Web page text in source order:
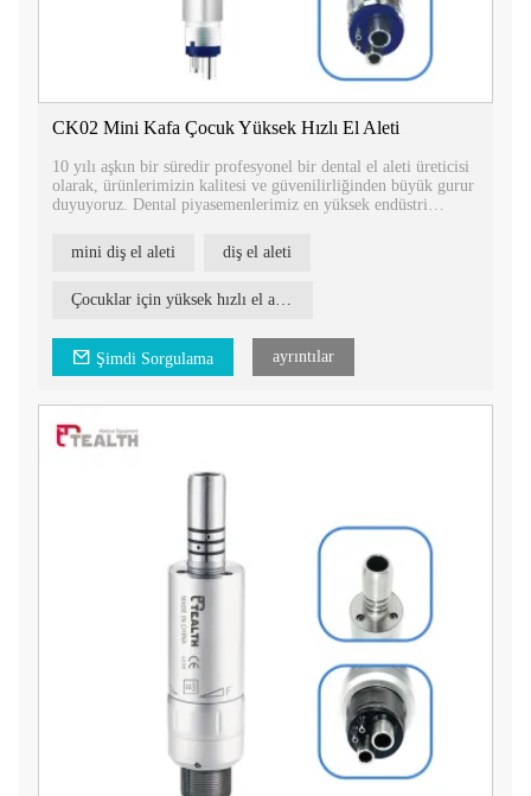
CK02 Mini Kafa Çocuk Yüksek Hızlı El Aleti
10 yılı aşkın bir süredir profesyonel bir dental el aleti üreticisi
olarak, ürünlerimizin kalitesi ve güvenilirliğinden büyük gurur
duyuyoruz. Dental piyasemenlerimiz en yüksek endüstri
sertifikalarıyla desteklenmektedir.
mini diş el aleti diş el aleti
Çocuklar için yüksek hızlı el aleti
Şimdi Sorgulama ayrıntılar